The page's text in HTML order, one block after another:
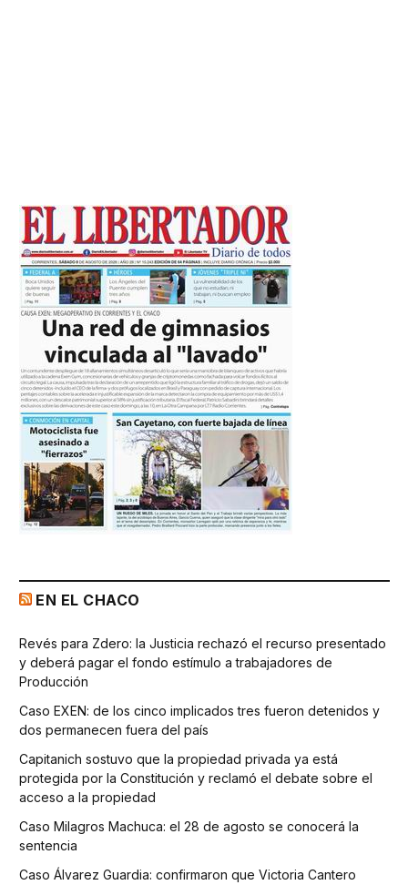
EN EL CHACO
Revés para Zdero: la Justicia rechazó el recurso presentado
y deberá pagar el fondo estímulo a trabajadores de
Producción
Caso EXEN: de los cinco implicados tres fueron detenidos y
dos permanecen fuera del país
Capitanich sostuvo que la propiedad privada ya está
protegida por la Constitución y reclamó el debate sobre el
acceso a la propiedad
Caso Milagros Machuca: el 28 de agosto se conocerá la
sentencia
Caso Álvarez Guardia: confirmaron que Victoria Cantero